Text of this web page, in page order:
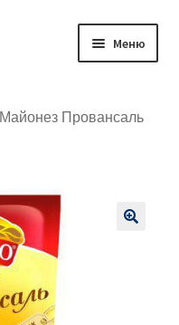
Меню
Майонез Провансаль